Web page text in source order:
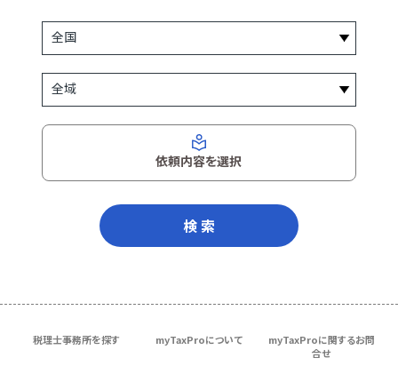
依頼内容を選択
検 索
税理士事務所を探す myTaxProについて
myTaxProに関するお問
合せ